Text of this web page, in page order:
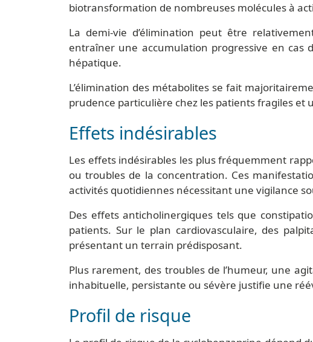
biotransformation de nombreuses molécules à
La demi-vie d’élimination peut être
entraîner une accumulation progressive en cas
hépatique.
L’élimination des métabolites se fait
prudence particulière chez les patients fragiles
Effets indésirables
Les effets indésirables les plus fréquemment
ou troubles de la concentration. Ces
activités quotidiennes nécessitant une vigilance
Des effets anticholinergiques tels que
patients. Sur le plan cardiovasculaire, des
présentant un terrain prédisposant.
Plus rarement, des troubles de l’humeur, une
inhabituelle, persistante ou sévère justifie une
Profil de risque